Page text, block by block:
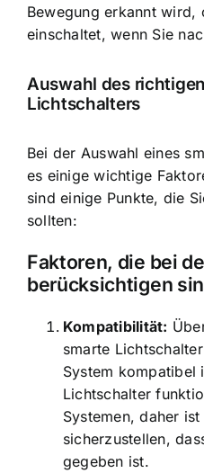
Bewegung erkannt wird,
einschaltet, wenn Sie
Auswahl des
Lichtschalters
Bei der Auswahl eines
es einige wichtige
sind einige Punkte, die
sollten:
Faktoren, die bei
berücksichtigen
Kompatibilität:
smarte
System kompatibel
Lichtschalter
Systemen, daher
sicherzustellen,
gegeben ist.